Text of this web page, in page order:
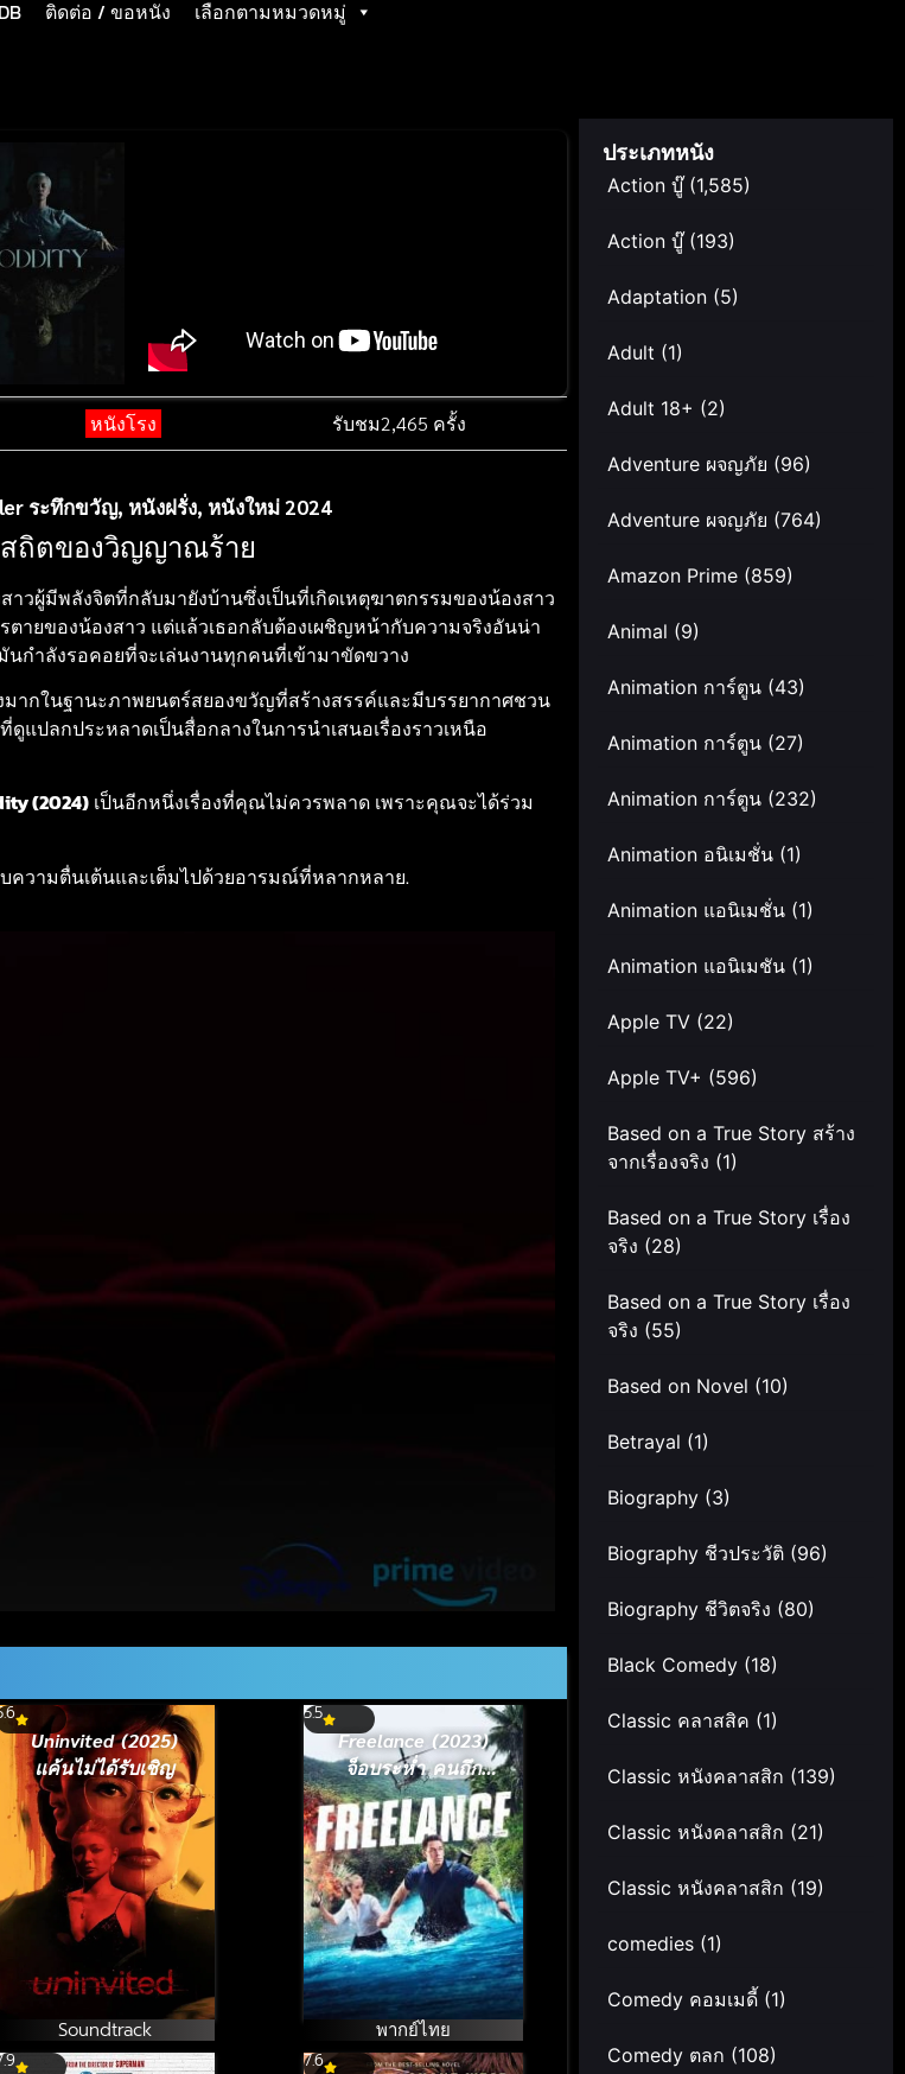
ติดต่อ / ขอหนัง เลือกตามหมวดหมู่
หนังโรง รับชม2,465 ครั้ง
ระทึกขวัญ, หนังฝรั่ง, หนังใหม่ 2024
สถิตของวิญญาณร้าย
ผู้มีพลังจิตที่กลับมายังบ้านซึ่งเป็นที่เกิดเหตุฆาตกรรมของน้องสาว
ายของน้องสาว แต่แล้วเธอกลับต้องเผชิญหน้ากับความจริงอันน่า
กำลังรอคอยที่จะเล่นงานทุกคนที่เข้ามาขัดขวาง
ากในฐานะภาพยนตร์สยองขวัญที่สร้างสรรค์และมีบรรยากาศชวน
แปลกประหลาดเป็นสื่อกลางในการนำเสนอเรื่องราวเหนือ
(2024) เป็นอีกหนึ่งเรื่องที่คุณไม่ควรพลาด เพราะคุณจะได้ร่วม
วามตื่นเต้นและเต็มไปด้วยอารมณ์ที่หลากหลาย.
Uninvited (2025)
แค้นไม่ได้รับเชิญ
Soundtrack
5.5
Freelance (2023)
จ็อบระห่ำ คนถึก
ระทึกโลก
พากย์ไทย
7.6
ประเภทหนัง
Action บู๊(1,585)
Action บู๊(193)
Adaptation (5)
Adult (1)
Adult 18+ (2)
Adventure ผจญภัย (96)
Adventure ผจญภัย (764)
Amazon Prime (859)
Animal (9)
Animation การ์ตูน (43)
Animation การ์ตูน (27)
Animation การ์ตูน (232)
Animation อนิเมชั่น (1)
Animation แอนิเมชั่น (1)
Animation แอนิเมชัน (1)
Apple TV (22)
Apple TV+ (596)
Based on a True Story สร้าง
จากเรื่องจริง (1)
Based on a True Story เรื่อง
จริง (28)
Based on a True Story เรื่อง
จริง (55)
Based on Novel (10)
Betrayal (1)
Biography (3)
Biography ชีวประวัติ (96)
Biography ชีวิตจริง (80)
Black Comedy (18)
Classic คลาสสิค (1)
Classic หนังคลาสสิก (139)
Classic หนังคลาสสิก (21)
Classic หนังคลาสสิก (19)
comedies (1)
Comedy คอมเมดี้ (1)
Comedy ตลก (108)